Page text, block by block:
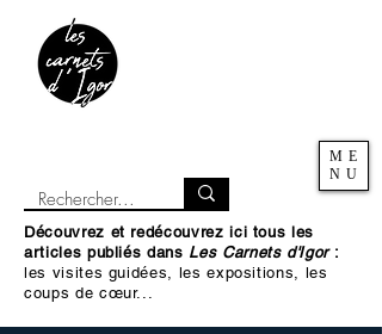
ME
NU
Découvrez et redécouvrez ici tous les
articles publiés dans Les Carnets d'Igor :
les visites guidées, les expositions, les
coups de cœur...